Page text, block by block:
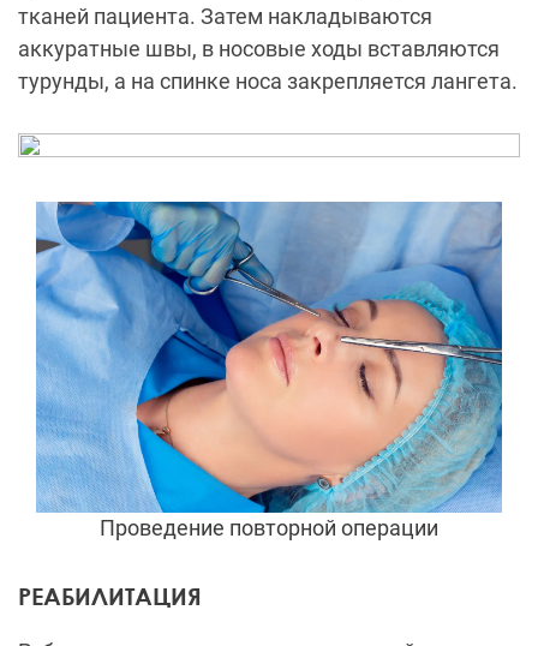
тканей пациента. Затем накладываются
аккуратные швы, в носовые ходы вставляются
турунды, а на спинке носа закрепляется лангета.
Проведение повторной операции
РЕАБИЛИТАЦИЯ